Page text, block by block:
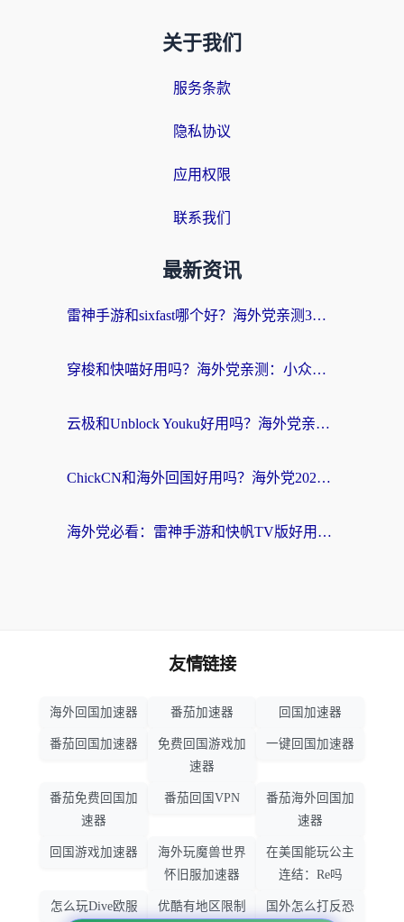
关于我们
服务条款
隐私协议
应用权限
联系我们
最新资讯
雷神手游和sixfast哪个好？海外党亲测3款回国加速器，教你选对不踩坑
穿梭和快喵好用吗？海外党亲测：小众加速器对比+番茄加速器深度体验
云极和Unblock Youku好用吗？海外党亲测+2026回国加速器避坑指南
ChickCN和海外回国好用吗？海外党2026亲测：从手游到影音，选对加速器的3个关键
海外党必看：雷神手游和快帆TV版好用吗？3步选对回国加速器不踩坑
友情链接
海外回国加速器 番茄加速器 回国加速器
番茄回国加速器
免费回国游戏加
速器
一键回国加速器
番茄免费回国加
速器
番茄回国VPN
番茄海外回国加
速器
回国游戏加速器
海外玩魔兽世界
怀旧服加速器
在美国能玩公主
连结：Re吗
怎么玩Dive欧服 优酷有地区限制 国外怎么打反恐